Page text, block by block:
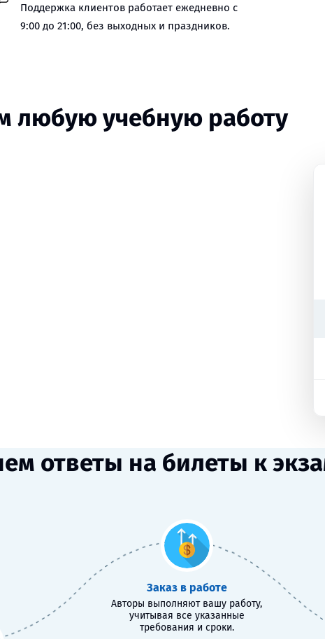
Поддержка клиентов работает ежедневно с
9:00 до 21:00, без выходных и праздников.
любую учебную работу
ответы на билеты к
Заказ в работе
Авторы выполняют вашу работу,
учитывая все указанные
требования и сроки.